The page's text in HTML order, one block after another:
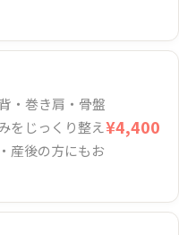
・巻き肩・骨盤
をじっくり整え
産後の方にもお
¥4,400